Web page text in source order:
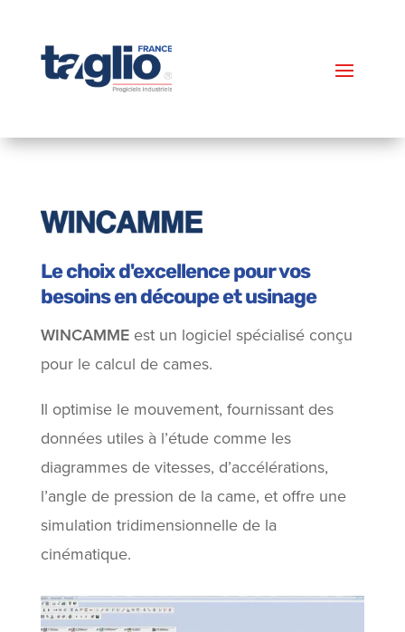
Le choix d'excellence pour vos
besoins en découpe et usinage
WINCAMMEest un logiciel spécialisé conçu
pour le calcul de cames.
Il optimise le mouvement, fournissant des
données utiles à l’étude comme les
diagrammes de vitesses, d’accélérations,
l’angle de pression de la came, et offre une
simulation tridimensionnelle de la
cinématique.